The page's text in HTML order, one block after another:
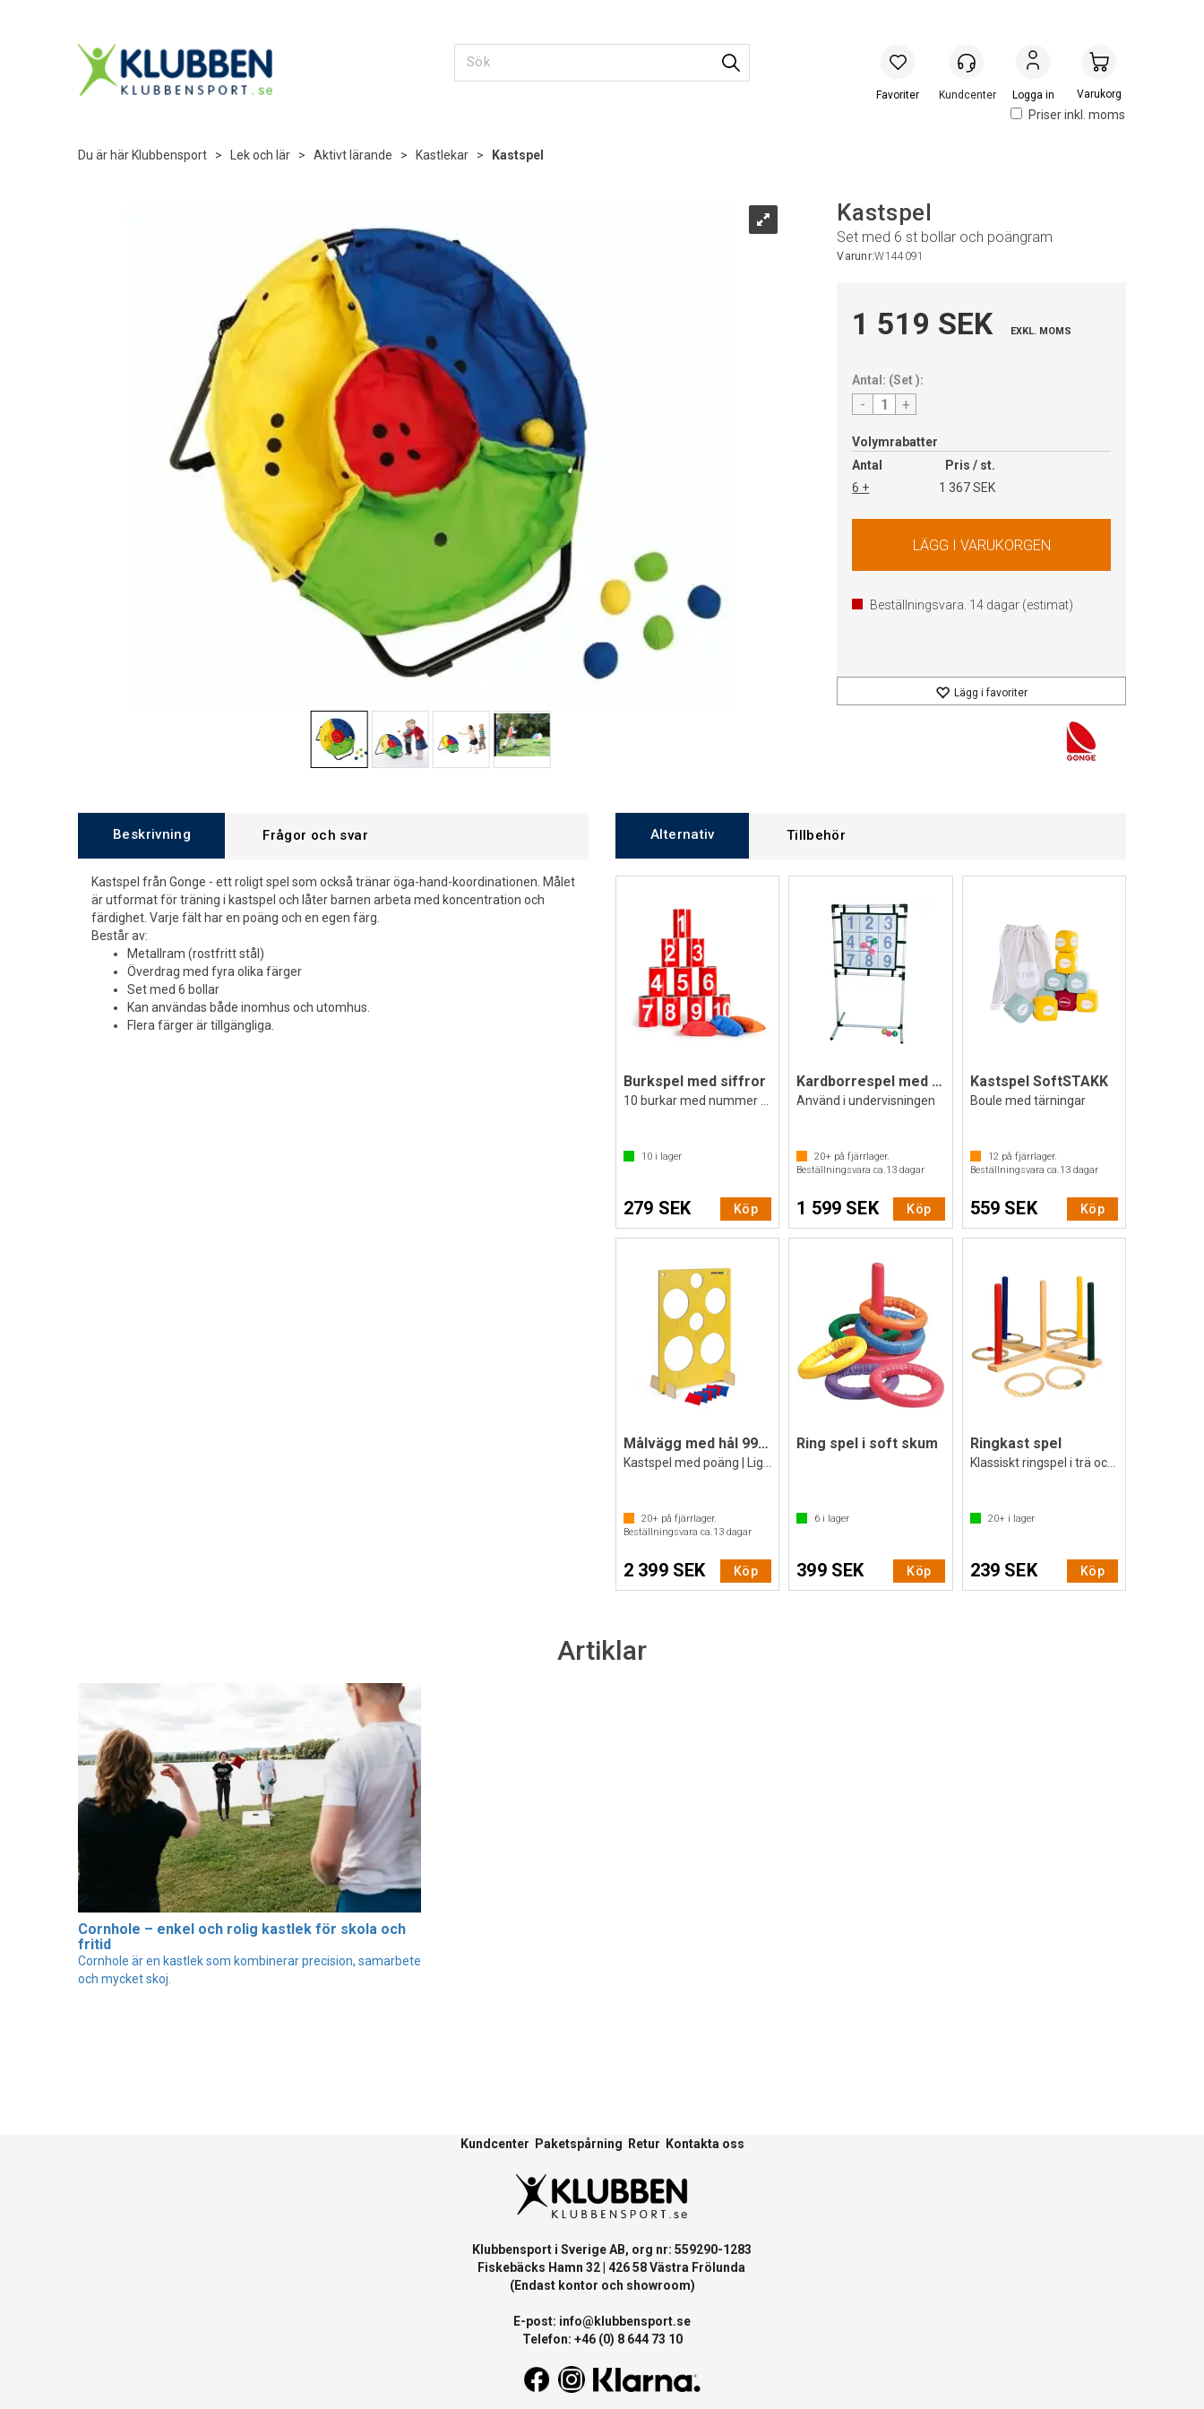
Priser inkl. moms
Logga in Handlevogn
Du är här Klubbensport > Lek och lär > Aktivt lärande > Kastlekar > Kastspel
Kastspel
Set med 6 st bollar och poängram
Varunr:W144091
1 519 SEK EXKL. MOMS
Antal: (Set):
- +
Volymrabatter
Antal
Pris / st.
6 +
1 367 SEK
Beställningsvara. 14 dagar (estimat)
Lägg i favoriter
Beskrivning Frågor och svar
Kastspel från Gonge - ett roligt spel som också tränar öga-hand-koordinationen. Målet
är utformat för träning i kastspel och låter barnen arbeta med koncentration och
färdighet. Varje fält har en poäng och en egen färg.
Består av:
Metallram (rostfritt stål)
Överdrag med fyra olika färger
Set med 6 bollar
Kan användas både inomhus och utomhus.
Flera färger är tillgängliga.
Alternativ Tillbehör
Burkspel med siffror
10 i lager
279 SEK Köp
Kardborrespel med siffror och bollar
Använd i undervisningen
20+ på fjärrlager.
Beställningsvara ca.13 dagar
1 599 SEK Köp
Kastspel SoftSTAKK
Boule med tärningar
12på fjärrlager.
Beställningsvara ca.13dagar
559 SEK Köp
Målvägg med hål 99x74x1,6 cm
20+ på fjärrlager.
Beställningsvara ca.13 dagar
2 399 SEK Köp
Ring spel i soft skum
6 i lager
399 SEK Köp
Ringkast spel
Klassiskt ringspel i trä och hampa
20+i lager
239 SEK Köp
Artiklar
Cornhole – enkel och rolig kastlek för skola och
fritid
Cornhole är en kastlek som kombinerar precision, samarbete
och mycket skoj.
Kundcenter Paketspårning Retur Kontakta oss
Klubbensport i Sverige AB, org nr: 559290-1283
Fiskebäcks Hamn 32 | 426 58 Västra Frölunda
(Endast kontor och showroom)
E-post: info@klubbensport.se
Telefon: +46 (0) 8 644 73 10